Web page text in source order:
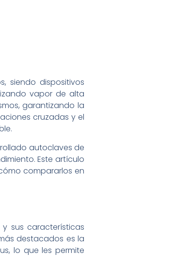
siendo dispositivos
vapor de alta
garantizando la
cruzadas y el
autoclaves de
Este artículo
compararlos en
sus características
destacados es la
lo que les permite